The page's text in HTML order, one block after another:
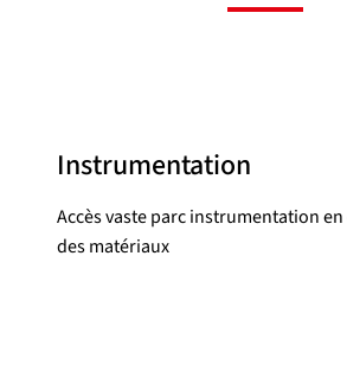
Instrumentation
Accès vaste parc instrumentation
des matériaux